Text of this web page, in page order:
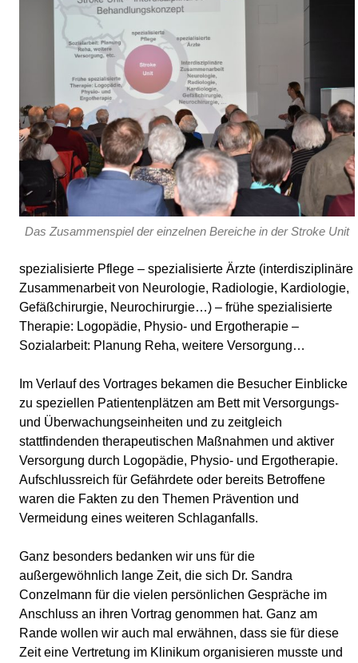
Das Zusammenspiel der einzelnen Bereiche in der Stroke Unit
spezialisierte Pflege – spezialisierte Ärzte (interdisziplinäre
Zusammenarbeit von Neurologie, Radiologie, Kardiologie,
Gefäßchirurgie, Neurochirurgie…) – frühe spezialisierte
Therapie: Logopädie, Physio- und Ergotherapie –
Sozialarbeit: Planung Reha, weitere Versorgung…
Im Verlauf des Vortrages bekamen die Besucher Einblicke
zu speziellen Patientenplätzen am Bett mit Versorgungs-
und Überwachungseinheiten und zu zeitgleich
stattfindenden therapeutischen Maßnahmen und aktiver
Versorgung durch Logopädie, Physio- und Ergotherapie.
Aufschlussreich für Gefährdete oder bereits Betroffene
waren die Fakten zu den Themen Prävention und
Vermeidung eines weiteren Schlaganfalls.
Ganz besonders bedanken wir uns für die
außergewöhnlich lange Zeit, die sich Dr. Sandra
Conzelmann für die vielen persönlichen Gespräche im
Anschluss an ihren Vortrag genommen hat. Ganz am
Rande wollen wir auch mal erwähnen, dass sie für diese
Zeit eine Vertretung im Klinikum organisieren musste und